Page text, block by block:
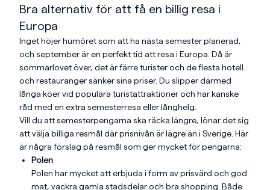
Bra alternativ för att få en billig resa i
Europa
Inget höjer humöret som att ha nästa semester planerad,
och september är en perfekt tid att resa i Europa. Då är
sommarlovet över, det är färre turister och de flesta hotell
och restauranger sänker sina priser. Du slipper därmed
långa köer vid populära turistattraktioner och har kanske
råd med en extra semesterresa eller långhelg.
Vill du att semesterpengarna ska räcka längre, lönar det sig
att välja billiga resmål där prisnivån är lägre än i Sverige. Här
är några förslag på resmål som ger mycket för pengarna:
Polen
Polen har mycket att erbjuda i form av prisvärd och god
mat, vackra gamla stadsdelar och bra shopping. Både